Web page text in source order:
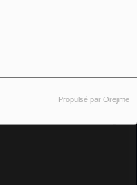
Propulsé par Orejime